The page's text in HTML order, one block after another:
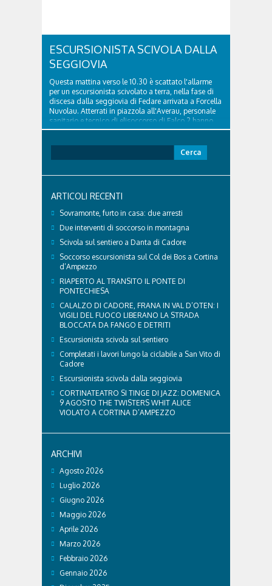
ESCURSIONISTA SCIVOLA DALLA
SEGGIOVIA
Questa mattina verso le 10.30 è scattato l'allarme
per un escursionista scivolato a terra, nella fase di
discesa dalla seggiovia di Fedare arrivata a Forcella
Nuvolau. Atterrati in piazzola all'Averau, personale
sanitario e tecnico di elisoccorso di Falco 2 hanno
raggiunto il 74enne di Teolo...
per:
ARTICOLI RECENTI
Sovramonte, furto in casa: due arresti
Due interventi di soccorso in montagna
Scivola sul sentiero a Danta di Cadore
Soccorso escursionista sul Col dei Bos a Cortina
d’Ampezzo
RIAPERTO AL TRANSITO IL PONTE DI
PONTECHIESA
CALALZO DI CADORE, FRANA IN VAL D’OTEN: I
VIGILI DEL FUOCO LIBERANO LA STRADA
BLOCCATA DA FANGO E DETRITI
Escursionista scivola sul sentiero
Completati i lavori lungo la ciclabile a San Vito di
Cadore
Escursionista scivola dalla seggiovia
CORTINATEATRO SI TINGE DI JAZZ: DOMENICA
9 AGOSTO THE TWISTERS WHIT ALICE
VIOLATO A CORTINA D’AMPEZZO
ARCHIVI
Agosto 2026
Luglio 2026
Giugno 2026
Maggio 2026
Aprile 2026
Marzo 2026
Febbraio 2026
Gennaio 2026